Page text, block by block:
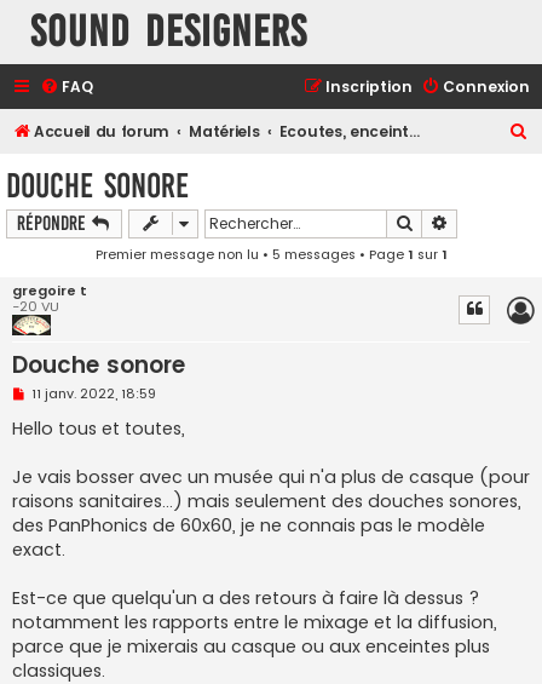
Sound Designers
FAQ Connexion
Inscription
Accueil du forum Matériels Ecoutes, enceintes, monitoring
c
Douche sonore
Répondre Rechercher
Premier message non lu • 5 messages • Page1 sur1
gregoire t
-20 VU
Douche sonore
M
s
s
g
e
n
o
n
l
11 janv. 2022, 18:59
Hello tous et toutes,
Je vais bosser avec un musée qui n'a plus de casque (pour
raisons sanitaires...) mais seulement des douches sonores,
des PanPhonics de 60x60, je ne connais pas le modèle
exact.
Est-ce que quelqu'un a des retours à faire là dessus ?
notamment les rapports entre le mixage et la diffusion,
parce que je mixerais au casque ou aux enceintes plus
classiques.